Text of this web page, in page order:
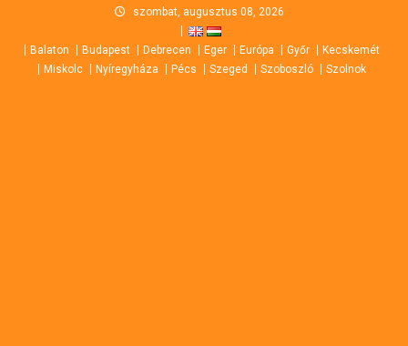
content
szombat, augusztus 08, 2026
Balaton Budapest Debrecen Eger Európa Győr
Kecskemét
Miskolc
Nyíregyháza Pécs Szeged Szoboszló Szolnok